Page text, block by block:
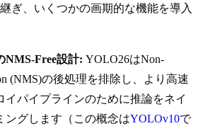
ぎ、いくつかの画期的な機能を導入
NMS-Free設計: YOLO26はNon-
(NMS)の後処理を排除し、より高速
イパイプラインのために推論をネイ
ングします（この概念はYOLOv10で